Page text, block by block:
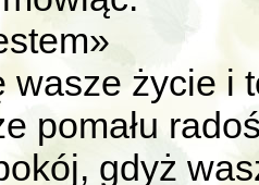
wasze życie i
pomału
gdyż